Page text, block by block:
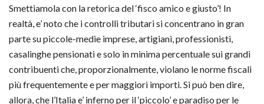
Smettiamola con la retorica del ‘fisco amico e giusto’! In
realtà, e’ noto che i controlli tributari si concentrano in gran
parte su piccole-medie imprese, artigiani, professionisti,
casalinghe pensionati e solo in minima percentuale sui grandi
contribuenti che, proporzionalmente, violano le norme fiscali
più frequentemente e per maggiori importi. Si può ben dire,
allora, che l’Italia e’ inferno per il ‘piccolo’ e paradiso per le